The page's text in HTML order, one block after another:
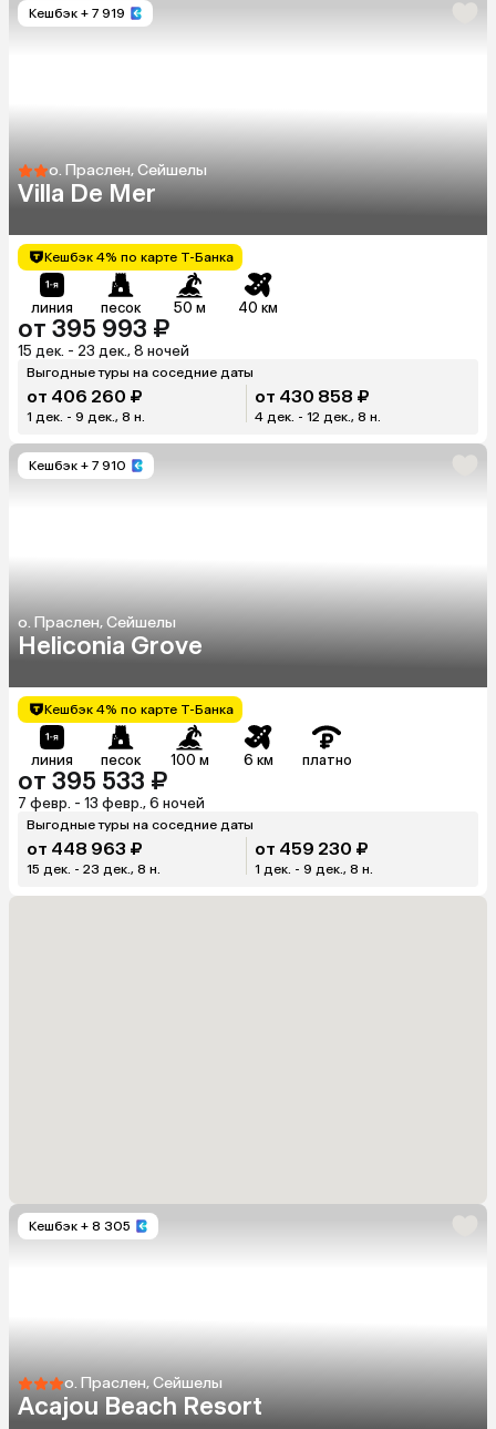
Кешбэк + 7 919
о. Праслен, Сейшелы
Villa De Mer
Кешбэк 4% по карте Т-Банка
линия песок 50 м 40 км
от 395 993 ₽
15 дек. - 23 дек., 8 ночей
Выгодные туры на соседние даты
от 406 260 ₽
1 дек. - 9 дек., 8 н.
от 430 858 ₽
4 дек. - 12 дек., 8 н.
Кешбэк + 7 910
о. Праслен, Сейшелы
Heliconia Grove
Кешбэк 4% по карте Т-Банка
линия песок 100 м 6 км платно
от 395 533 ₽
7 февр. - 13 февр., 6 ночей
Выгодные туры на соседние даты
от 448 963 ₽
15 дек. - 23 дек., 8 н.
от 459 230 ₽
1 дек. - 9 дек., 8 н.
Кешбэк + 8 305
о. Праслен, Сейшелы
Acajou Beach Resort